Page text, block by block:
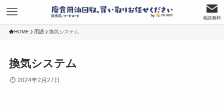
相談無料
HOME 用語 換気システム
換気システム
2024年2月27日